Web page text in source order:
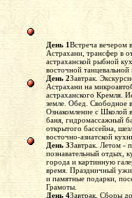
День 1Встреча вечером
Астрахани, трансфер в
астраханской рыбной
восточной
День 2Завтрак.
Астрахани на
астраханского Кремля.
земле. Обед. Свободное
Ознакомление с Школой
баня, гидромассажный
открытого бассейна,
восточно-азиатской
День 3Завтрак. Летом -
познавательный отдых,
города и картинную
время. Праздничный
и памятные подарки,
Грамоты.
День 4Завтрак. Сборы